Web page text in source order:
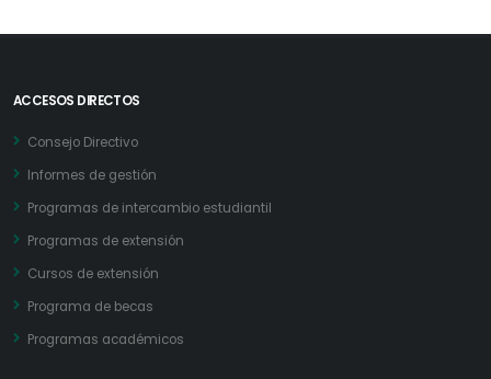
ACCESOS DIRECTOS
Consejo Directivo
Informes de gestión
Programas de intercambio estudiantil
Programas de extensión
Cursos de extensión
Programa de becas
Programas académicos